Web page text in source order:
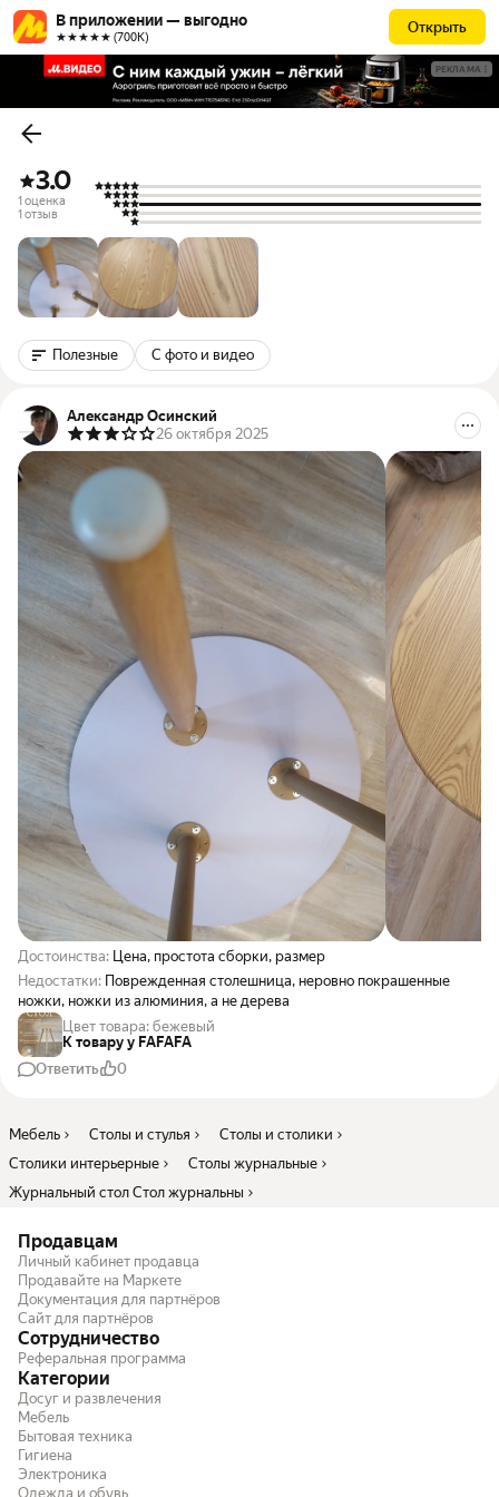
В приложении — выгодно
★★★★★ (700К)
Открыть
РЕКЛАМА
3.0
1 оценка
1 отзыв
Полезные С фото и видео
Александр Осинский
26 октября 2025
Достоинства: Цена, простота сборки, размер
Недостатки: Поврежденная столешница, неровно покрашенные
ножки, ножки из алюминия, а не дерева
Цвет товара: бежевый
К товару у FAFAFA
Ответить
0
Мебель Столы и стулья
Столы и столики
Столики интерьерные
Столы журнальные
Журнальный стол Стол журнальны
Продавцам
Личный кабинет продавца
Продавайте на Маркете
Документация для партнёров
Сайт для партнёров
Сотрудничество
Реферальная программа
Категории
Досуг и развлечения
Мебель
Бытовая техника
Гигиена
Электроника
Одежда и обувь